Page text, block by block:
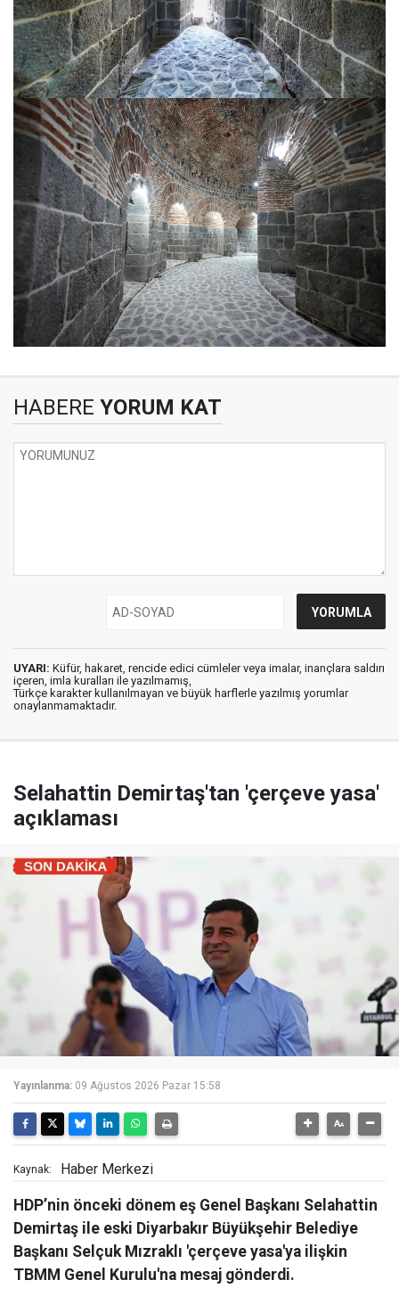
HABERE YORUM KAT
UYARI: Küfür, hakaret, rencide edici cümleler veya imalar, inançlara saldırı
içeren, imla kuralları ile yazılmamış,
Türkçe karakter kullanılmayan ve büyük harflerle yazılmış yorumlar
onaylanmamaktadır.
Selahattin Demirtaş'tan 'çerçeve yasa'
açıklaması
Yayınlanma: 09 Ağustos 2026 Pazar 15:58
Kaynak: Haber Merkezi
HDP’nin önceki dönem eş Genel Başkanı Selahattin
Demirtaş ile eski Diyarbakır Büyükşehir Belediye
Başkanı Selçuk Mızraklı 'çerçeve yasa'ya ilişkin
TBMM Genel Kurulu'na mesaj gönderdi.